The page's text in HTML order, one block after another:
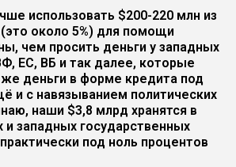
использовать $200-220 млн из
около 5%) для помощи
чем просить деньги у западных
ЕС, ВБ и так далее, которые
деньги в форме кредита под
и с навязыванием политических
наши $3,8 млрд хранятся в
и западных государственных
под ноль процентов